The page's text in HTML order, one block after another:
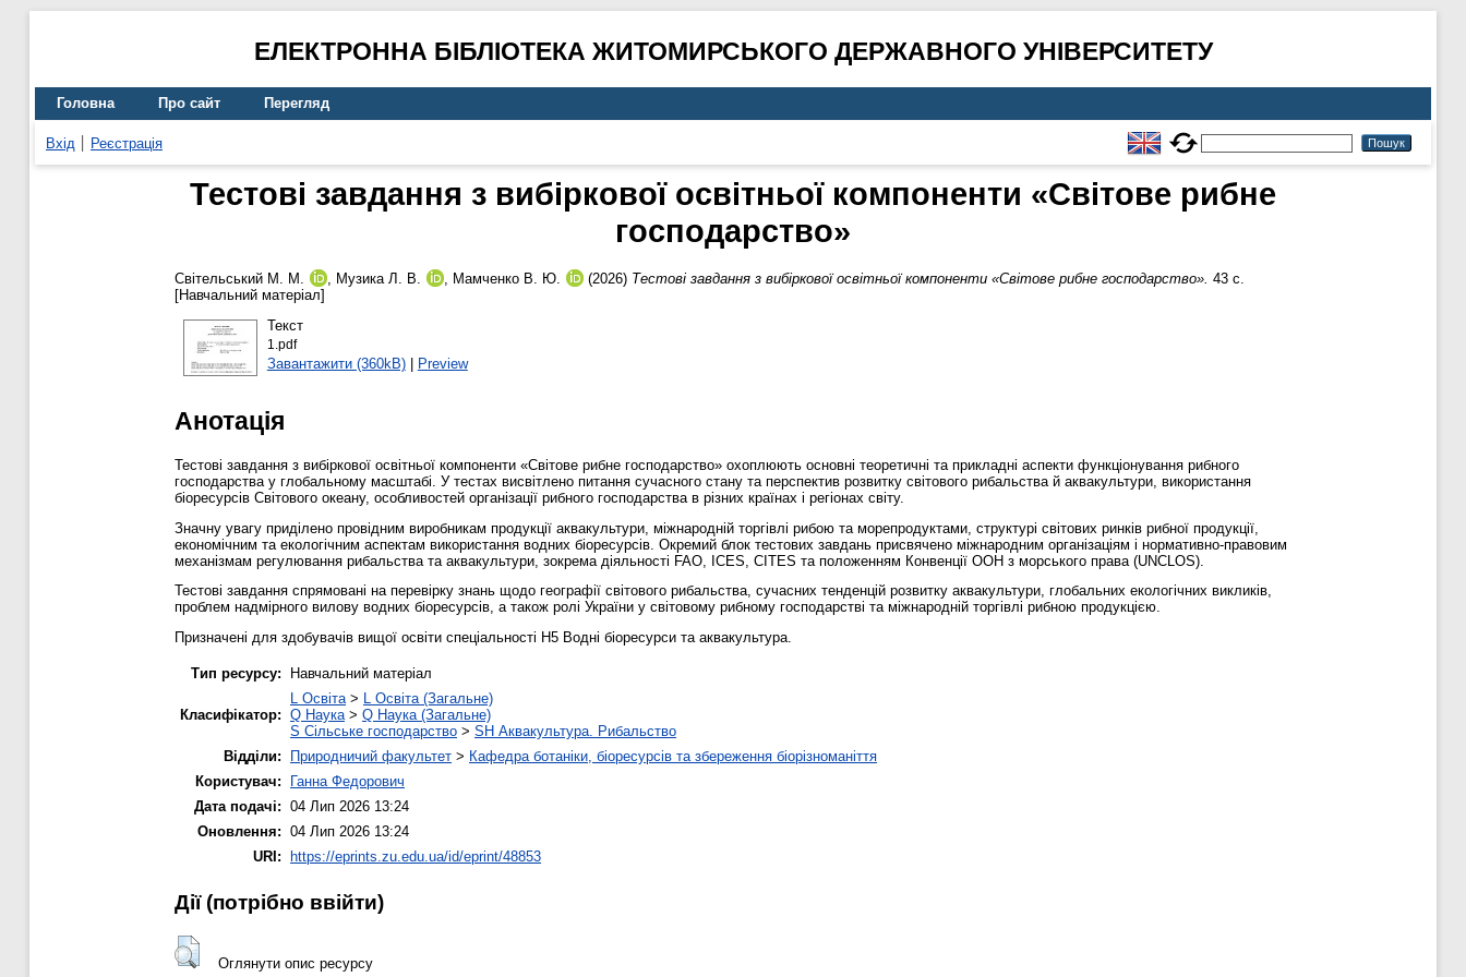
ЕЛЕКТРОННА БІБЛІОТЕКА ЖИТОМИРСЬКОГО ДЕРЖАВНОГО УНІВЕРСИТЕТУ
Головна Про сайт Перегляд
Вхід Реєстрація
Тестові завдання з вибіркової освітньої компоненти «Світове рибне
господарство»
Світельський М. М. , Музика Л. В. , Мамченко В. Ю. (2026) Тестові завдання з вибіркової освітньої компоненти «Світове рибне господарство». 43 с.
[Навчальний матеріал]
Текст
1.pdf
Завантажити (360kB)| Preview
Анотація
Тестові завдання з вибіркової освітньої компоненти «Світове рибне господарство» охоплюють основні теоретичні та прикладні аспекти функціонування рибного
господарства у глобальному масштабі. У тестах висвітлено питання сучасного стану та перспектив розвитку світового рибальства й аквакультури, використання
біоресурсів Світового океану, особливостей організації рибного господарства в різних країнах і регіонах світу.
Значну увагу приділено провідним виробникам продукції аквакультури, міжнародній торгівлі рибою та морепродуктами, структурі світових ринків рибної продукції,
економічним та екологічним аспектам використання водних біоресурсів. Окремий блок тестових завдань присвячено міжнародним організаціям і нормативно-правовим
механізмам регулювання рибальства та аквакультури, зокрема діяльності FAO, ICES, CITES та положенням Конвенції ООН з морського права (UNCLOS).
Тестові завдання спрямовані на перевірку знань щодо географії світового рибальства, сучасних тенденцій розвитку аквакультури, глобальних екологічних викликів,
проблем надмірного вилову водних біоресурсів, а також ролі України у світовому рибному господарстві та міжнародній торгівлі рибною продукцією.
Призначені для здобувачів вищої освіти спеціальності Н5 Водні біоресурси та аквакультура.
Тип ресурсу: Навчальний матеріал
Класифікатор:
L Освіта> L Освіта (Загальне)
Q Наука> Q Наука (Загальне)
S Сільське господарство > SH Аквакультура. Рибальство
Відділи:
Природничий факультет > Кафедра ботаніки, біоресурсів та збереження біорізноманіття
Користувач:
Ганна Федорович
Дата подачі: 04 Лип 2026 13:24
Оновлення: 04 Лип 2026 13:24
URI:
https://eprints.zu.edu.ua/id/eprint/48853
Дії ​​(потрібно ввійти)
Оглянути опис ресурсу